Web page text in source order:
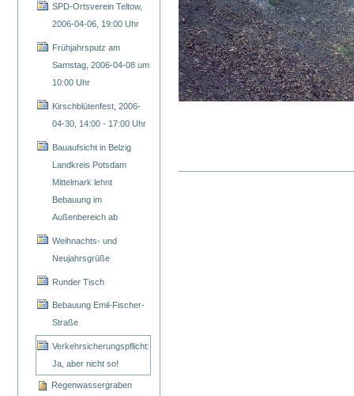
SPD-Ortsverein Teltow,
2006-04-06, 19:00 Uhr
Frühjahrsputz am
Samstag, 2006-04-08 um
10:00 Uhr
Kirschblütenfest, 2006-
04-30, 14:00 - 17:00 Uhr
Bauaufsicht in Belzig
Landkreis Potsdam
Mittelmark lehnt
Bebauung im
Außenbereich ab
Weihnachts- und
Neujahrsgrüße
Runder Tisch
Bebauung Emil-Fischer-
Straße
Verkehrsicherungspflicht:
Ja, aber nicht so!
Regenwassergraben